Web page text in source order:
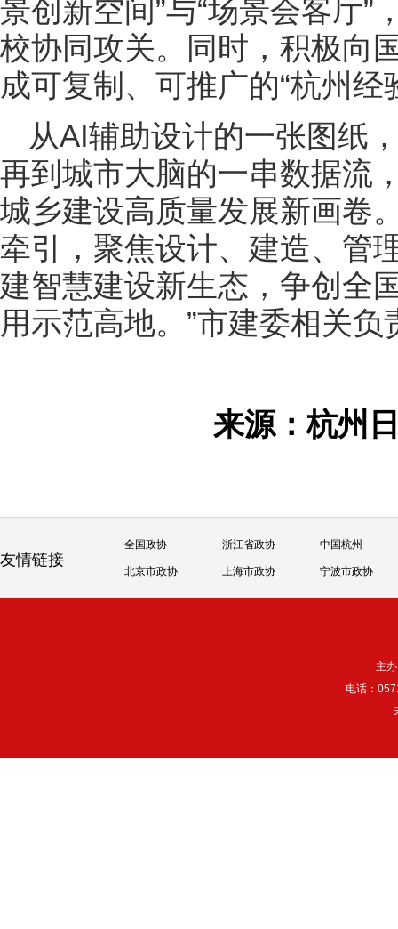
景创新空间”与“场景会客厅
校协同攻关。同时，积极向
成可复制、可推广的“杭州经
从AI辅助设计的一张图纸
再到城市大脑的一串数据流
城乡建设高质量发展新画卷
牵引，聚焦设计、建造、管
建智慧建设新生态，争创全
用示范高地。”市建委相关负
来源：杭
友情链接
全国政协 浙江省政协 中国杭州
北京市政协 上海市政协 宁波市政协
主
电话：